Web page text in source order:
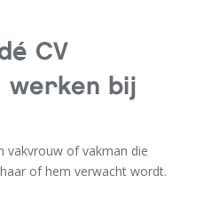
CV
bij
vakvrouw of vakman die
of hem verwacht wordt.